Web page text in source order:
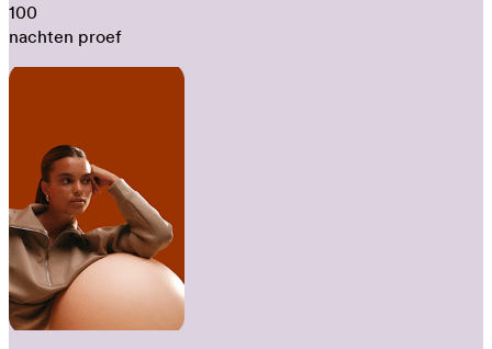
100
nachten proef